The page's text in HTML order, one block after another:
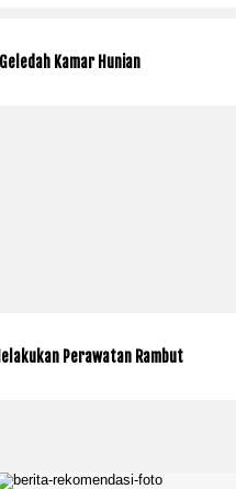
Kamar Hunian
Perawatan Rambut